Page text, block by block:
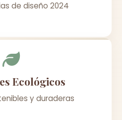
de diseño 2024
Ecológicos
y duraderas